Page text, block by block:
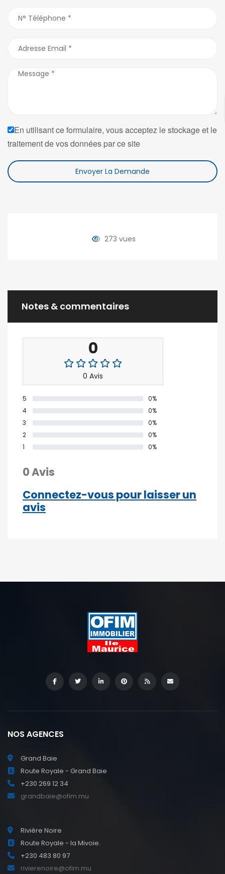
En utilisant ce formulaire, vous acceptez le stockage et le
traitement de vos données par ce site
Envoyer La Demande
273 vues
Notes & commentaires
0
0 Avis
5
0%
4
0%
3
0%
2
0%
1
0%
0 Avis
Connectez-vous pour laisser un
avis
NOS AGENCES
Grand Baie
Route Royale - Grand Baie
+230 269 12 34
grandbaie@ofim.mu
Rivière Noire
Route Royale - la Mivoie.
+230 483 80 97
rivierenoire@ofim.mu